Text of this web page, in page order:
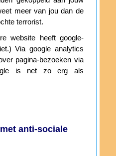
meer van jou dan de
terrorist.
website heeft google-
Via google analytics
pagina-bezoeken via
is net zo erg als
anti-sociale